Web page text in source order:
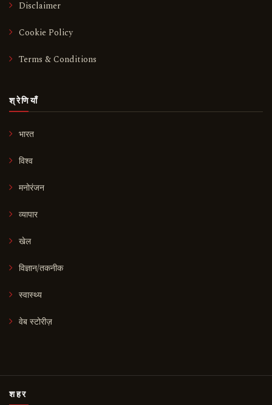
Disclaimer
Cookie Policy
Terms & Conditions
श्रेणियाँ
भारत
विश्व
मनोरंजन
व्यापार
खेल
विज्ञान/तकनीक
स्वास्थ्य
वेब स्टोरीज़
शहर